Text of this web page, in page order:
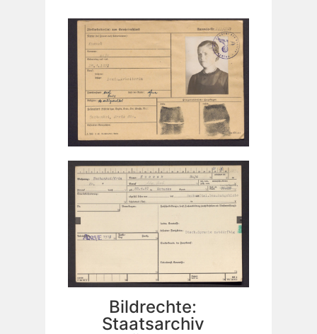
Bildrechte:
Staatsarchiv